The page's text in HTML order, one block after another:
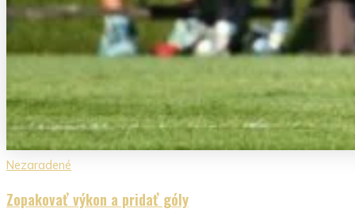
Nezaradené
Zopakovať výkon a pridať góly